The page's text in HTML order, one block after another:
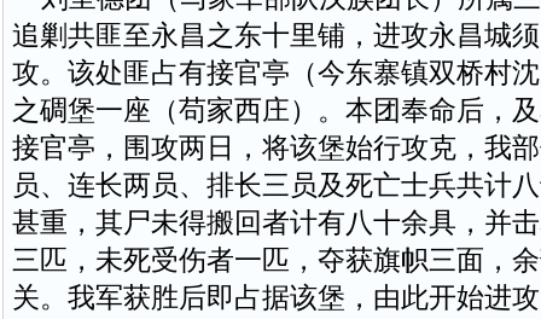
追剿共匪至永昌之东十里铺，进攻永昌城
攻。该处匪占有接官亭（今东寨镇双桥村
之碉堡一座（苟家西庄）。本团奉命后，
接官亭，围攻两日，将该堡始行攻克，我
员、连长两员、排长三员及死亡士兵共计
甚重，其尸未得搬回者计有八十余具，并
三匹，未死受伤者一匹，夺获旗帜三面，
关。我军获胜后即占据该堡，由此开始进